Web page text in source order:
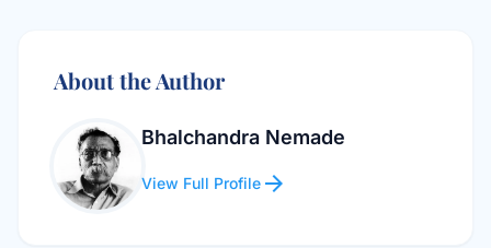
About the Author
Bhalchandra Nemade
View Full Profile arrow_forward